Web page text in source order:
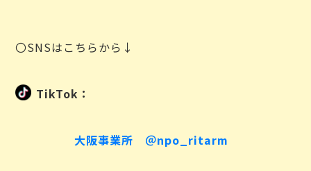
〇SNSはこちらから↓
TikTok：
大阪事業所 ＠npo_ritarm